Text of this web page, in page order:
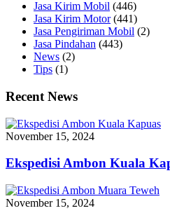
Jasa Kirim Mobil (446)
Jasa Kirim Motor(441)
Jasa Pengiriman Mobil (2)
Jasa Pindahan (443)
News (2)
Tips (1)
Recent News
November 15, 2024
Ekspedisi Ambon Kuala
November 15, 2024